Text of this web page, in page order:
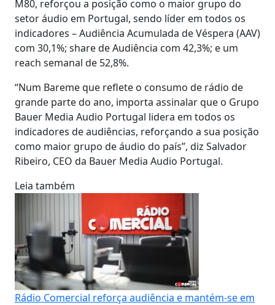
M80, reforçou a posição como o maior grupo do
setor áudio em Portugal, sendo líder em todos os
indicadores – Audiência Acumulada de Véspera (AAV)
com 30,1%; share de Audiência com 42,3%; e um
reach semanal de 52,8%.
“Num Bareme que reflete o consumo de rádio de
grande parte do ano, importa assinalar que o Grupo
Bauer Media Audio Portugal lidera em todos os
indicadores de audiências, reforçando a sua posição
como maior grupo de áudio do país”, diz Salvador
Ribeiro, CEO da Bauer Media Audio Portugal.
Leia também
Rádio Comercial reforça audiência e mantém-se em